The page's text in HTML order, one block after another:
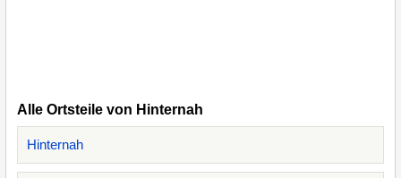
Alle Ortsteile von Hinternah
Hinternah